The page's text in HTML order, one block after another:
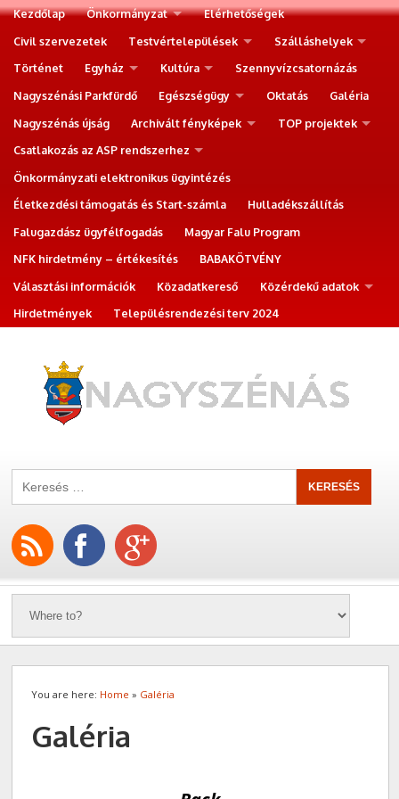
Kezdőlap Önkormányzat
Elérhetőségek
Civil szervezetek
Testvértelepülések
Szálláshelyek
Történet
Egyház Kultúra
Szennyvízcsatornázás
Nagyszénási Parkfürdő
Egészségügy Oktatás
Galéria
Nagyszénás újság
Archivált fényképek
TOP projektek
Csatlakozás az ASP rendszerhez
Önkormányzati elektronikus ügyintézés
Életkezdési támogatás és Start-számla
Hulladékszállítás
Falugazdász ügyfélfogadás
Magyar Falu Program
NFK hirdetmény – értékesítés
BABAKÖTVÉNY
Választási információk
Közadatkereső
Közérdekű adatok
Hirdetmények
Településrendezési terv 2024
You are here: Home » Galéria
Galéria